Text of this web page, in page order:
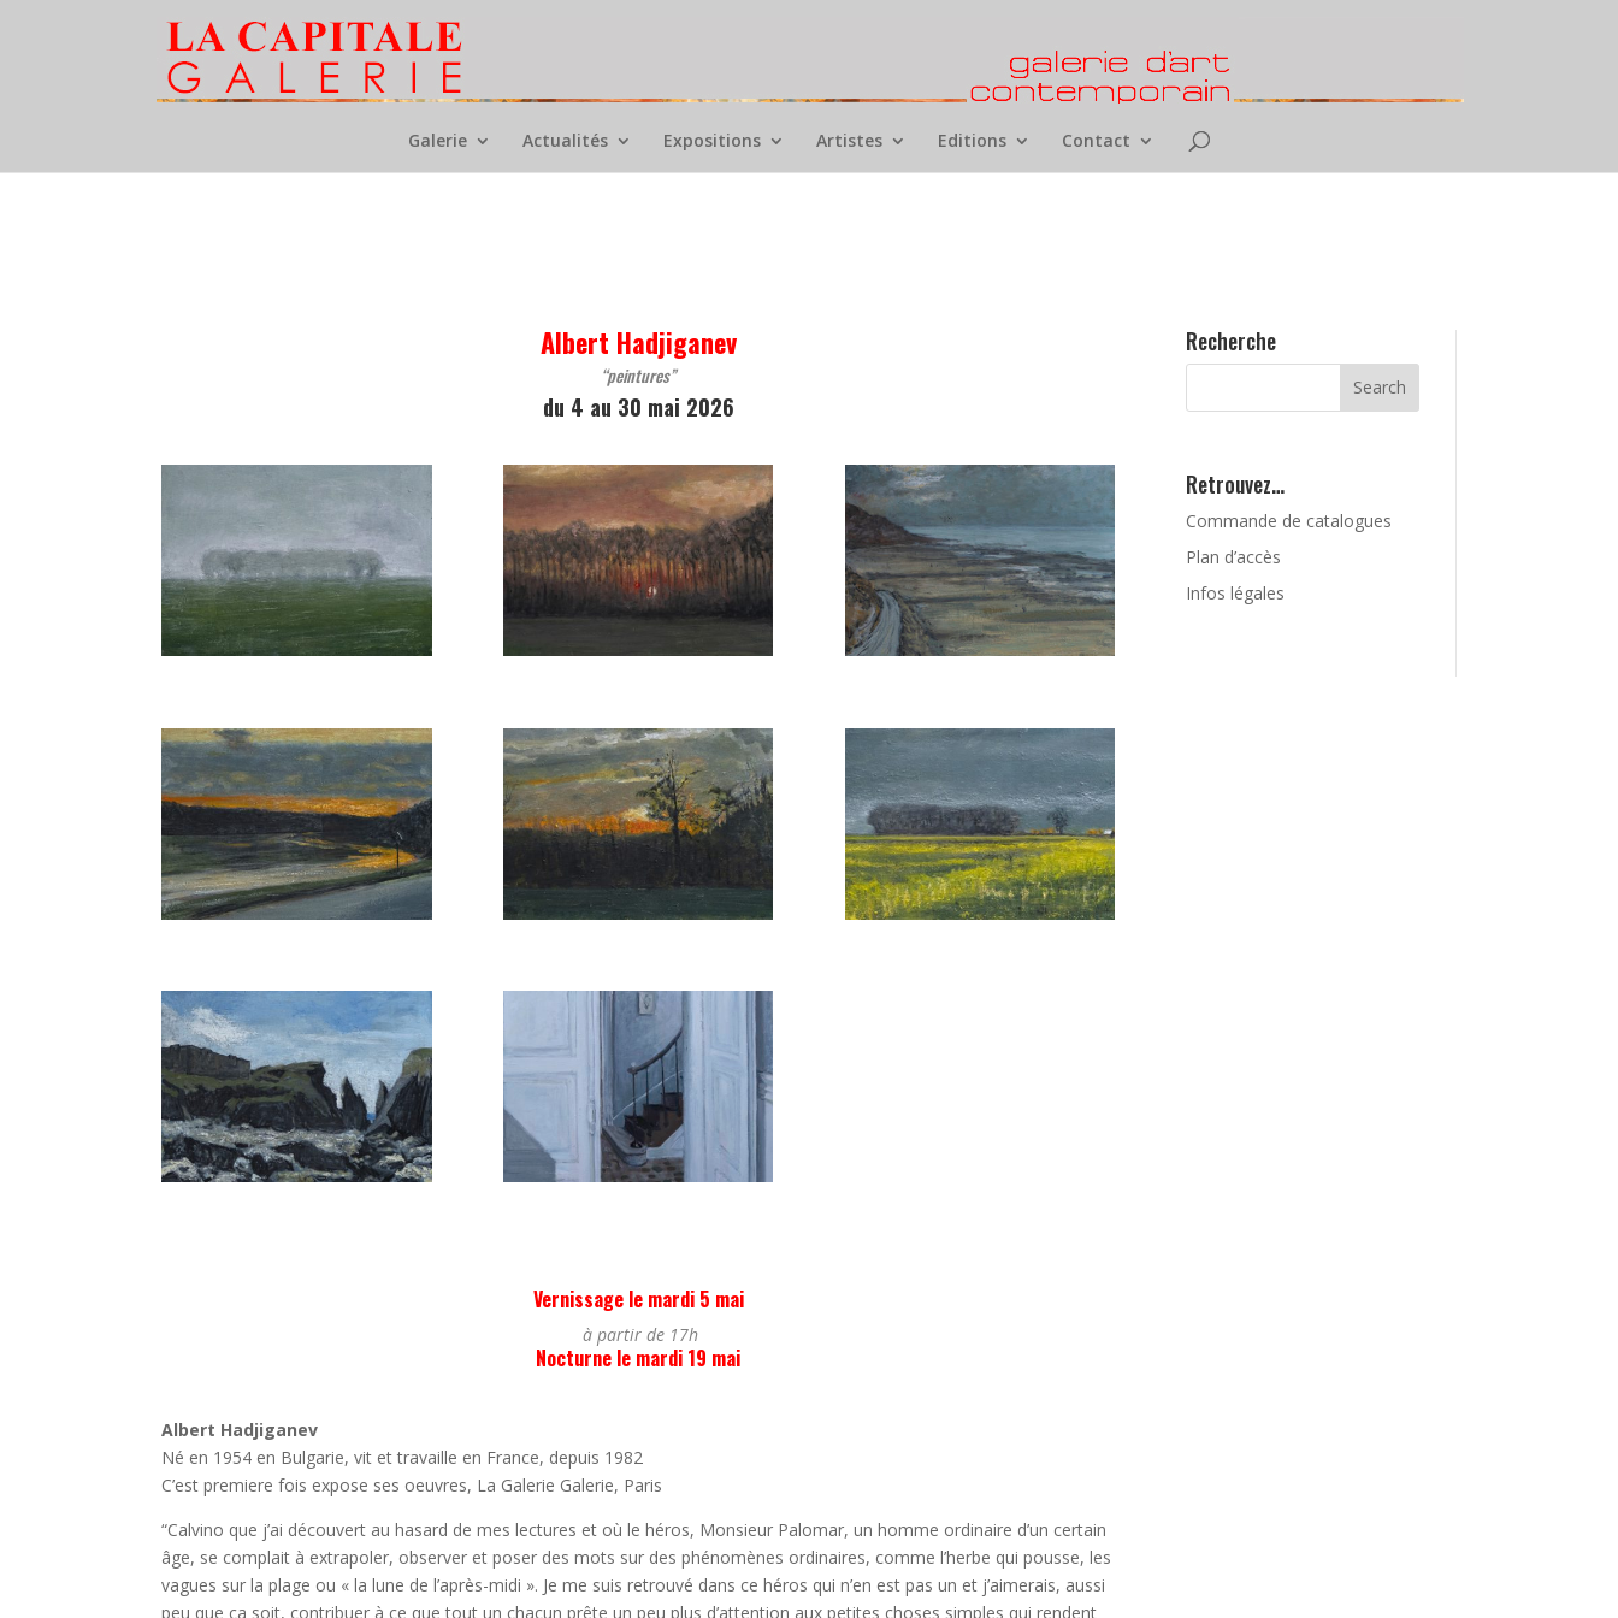
Galerie Actualités Expositions Artistes Editions Contact
Albert Hadjiganev
“peintures”
du 4 au 30 mai 2026
Vernissage le mardi 5 mai
à partir de 17h
Nocturne le mardi 19 mai
Albert Hadjiganev
Né en 1954 en Bulgarie, vit et travaille en France, depuis 1982
C’est premiere fois expose ses oeuvres, La Galerie Galerie, Paris
“Calvino que j’ai découvert au hasard de mes lectures et où le héros, Monsieur Palomar, un homme ordinaire d’un certain
âge, se complait à extrapoler, observer et poser des mots sur des phénomènes ordinaires, comme l’herbe qui pousse, les
vagues sur la plage ou « la lune de l’après-midi ». Je me suis retrouvé dans ce héros qui n’en est pas un et j’aimerais, aussi
peu que ça soit, contribuer à ce que tout un chacun prête un peu plus d’attention aux petites choses simples qui rendent
Recherche
Retrouvez…
Commande de catalogues
Plan d’accès
Infos légales